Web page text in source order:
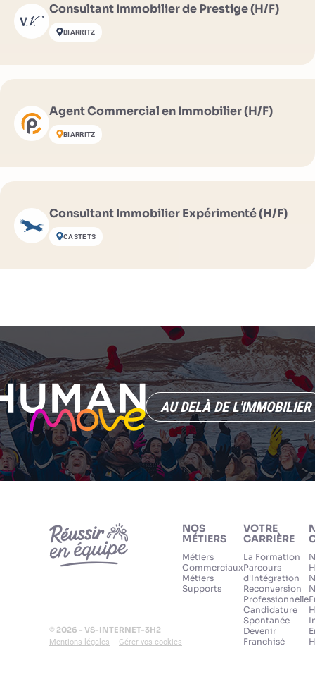
Consultant Immobilier de Prestige (H/F)
BIARRITZ
Agent Commercial en Immobilier (H/F)
BIARRITZ
Consultant Immobilier Expérimenté (H/F)
CASTETS
AU DELÀ DE L'IMMOBILIER
© 2026 - VS-INTERNET-3H2
Mentions légales Gérer vos cookies
NOS
MÉTIERS
Métiers
Commerciaux
Métiers
Supports
VOTRE
CARRIÈRE
La Formation
Parcours
d'Intégration
Reconversion
Professionnelle
Candidature
Spontanée
Devenir
Franchisé